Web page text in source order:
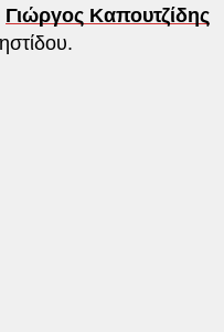
Γιώργος Καπουτζίδης